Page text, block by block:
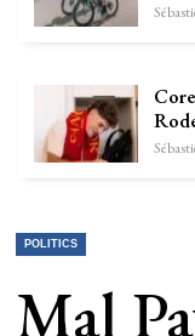
POLITICS
Mal